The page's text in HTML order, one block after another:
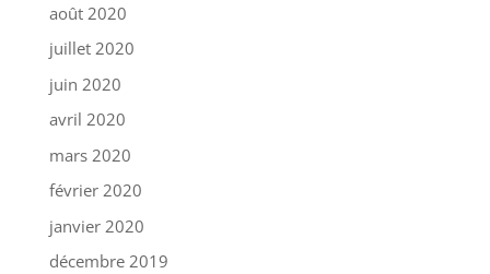
août 2020
juillet 2020
juin 2020
avril 2020
mars 2020
février 2020
janvier 2020
décembre 2019